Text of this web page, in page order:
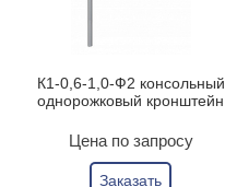
К1-0,6-1,0-Ф2 консольный
однорожковый кронштейн
Цена по запросу
Заказать